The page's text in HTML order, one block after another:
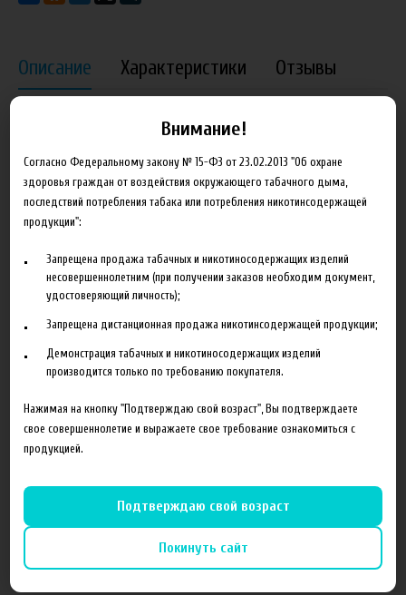
Описание Характеристики Отзывы
для производства самодельных жидкостей для электронных
сигарет.
Купить Ароматизатор TPA Ginger Ale Flavor (NF) вы можете в
нашем интернет-магазине как оптом так и в розницу с
60 руб
Внимание!
Согласно Федеральному закону № 15-ФЗ от 23.02.2013 "Об охране
здоровья граждан от воздействия окружающего табачного дыма,
последствий потребления табака или потребления никотинсодержащей
продукции":
Запрещена продажа табачных и никотиносодержащих изделий
несовершеннолетним (при получении заказов необходим документ,
удостоверяющий личность);
Запрещена дистанционная продажа никотинсодержащей продукции;
Демонстрация табачных и никотиносодержащих изделий
производится только по требованию покупателя.
Нажимая на кнопку "Подтверждаю свой возраст", Вы подтверждаете
свое совершеннолетие и выражаете свое требование ознакомиться с
продукцией.
Подтверждаю свой возраст
Покинуть сайт